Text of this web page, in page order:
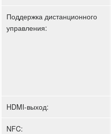
Поддержка дистанционного
управления:
HDMI-выход:
NFC: